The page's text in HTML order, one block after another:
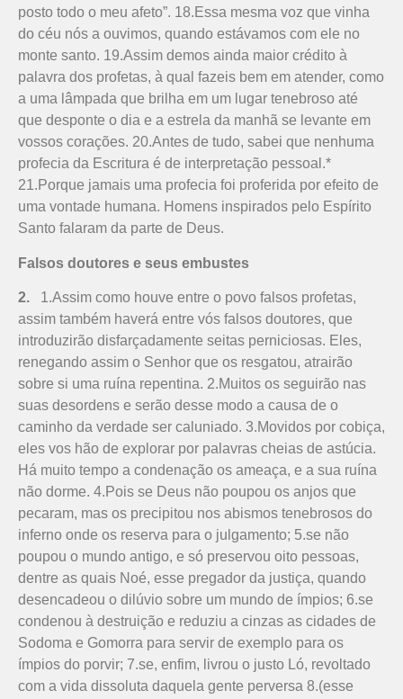
posto todo o meu afeto”. 18.Essa mesma voz que vinha
do céu nós a ouvimos, quando estávamos com ele no
monte santo. 19.Assim demos ainda maior crédito à
palavra dos profetas, à qual fazeis bem em atender, como
a uma lâmpada que brilha em um lugar tenebroso até
que desponte o dia e a estrela da manhã se levante em
vossos corações. 20.Antes de tudo, sabei que nenhuma
profecia da Escritura é de interpretação pessoal.*
21.Porque jamais uma profecia foi proferida por efeito de
uma vontade humana. Homens inspirados pelo Espírito
Santo falaram da parte de Deus.
Falsos doutores e seus embustes
2. 1.Assim como houve entre o povo falsos profetas,
assim também haverá entre vós falsos doutores, que
introduzirão disfar­çadamente seitas perniciosas. Eles,
renegando assim o Senhor que os resgatou, atrairão
sobre si uma ruína repentina. 2.Muitos os seguirão nas
suas desordens e serão desse modo a causa de o
caminho da verdade ser caluniado. 3.Movidos por cobiça,
eles vos hão de explorar por palavras cheias de astúcia.
Há muito tempo a condenação os ameaça, e a sua ruína
não dorme. 4.Pois se Deus não poupou os anjos que
pecaram, mas os precipitou nos abismos tenebrosos do
inferno onde os reserva para o julgamento; 5.se não
poupou o mundo antigo, e só preservou oito pessoas,
dentre as quais Noé, esse pregador da justiça, quando
desencadeou o dilúvio sobre um mundo de ímpios; 6.se
condenou à destruição e reduziu a cinzas as cidades de
Sodoma e Gomorra para servir de exemplo para os
ímpios do porvir; 7.se, enfim, livrou o justo Ló, revoltado
com a vida dissoluta daquela gente perversa 8.(esse